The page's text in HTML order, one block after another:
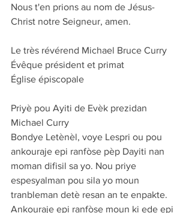
Nous t'en prions au nom de Jésus-
Christ notre Seigneur, amen.
Le très révérend Michael Bruce Curry
Évêque président et primat
Église épiscopale
Priyè pou Ayiti de Evèk prezidan
Michael Curry
Bondye Letènèl, voye Lespri ou pou
ankouraje epi ranfòse pèp Dayiti nan
moman difisil sa yo. Nou priye
espesyalman pou sila yo moun
tranbleman detè resan an te enpakte.
Ankouraje epi ranfòse moun ki ede epi